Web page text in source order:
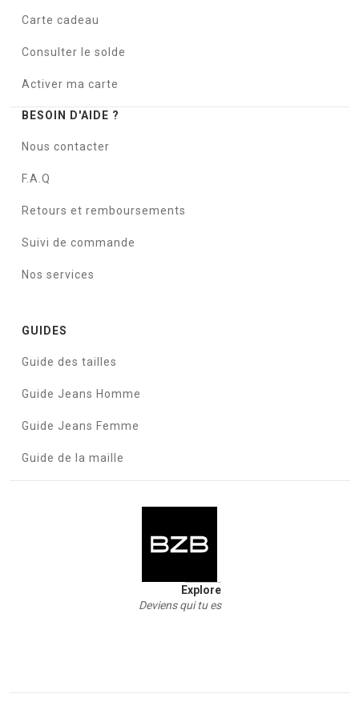
Carte cadeau
Consulter le solde
Activer ma carte
BESOIN D'AIDE ?
Nous contacter
F.A.Q
Retours et remboursements
Suivi de commande
Nos services
GUIDES
Guide des tailles
Guide Jeans Homme
Guide Jeans Femme
Guide de la maille
Explore
Deviens qui tu es